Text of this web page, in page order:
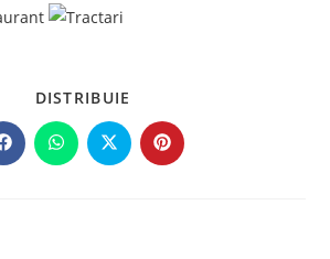
DISTRIBUIE
THIS
CONTENT
Opens
in
Opens
in
Opens
in
Opens
in